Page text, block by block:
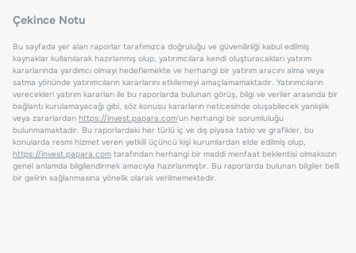
Çekince Notu
Bu sayfada yer alan raporlar tarafımızca doğruluğu ve güvenilirliği kabul edilmiş
kaynaklar kullanılarak hazırlanmış olup, yatırımcılara kendi oluşturacakları yatırım
kararlarında yardımcı olmayı hedeflemekte ve herhangi bir yatırım aracını alma veya
satma yönünde yatırımcıların kararlarını etkilemeyi amaçlamamaktadır. Yatırımcıların
verecekleri yatırım kararları ile bu raporlarda bulunan görüş, bilgi ve veriler arasında bir
bağlantı kurulamayacağı gibi, söz konusu kararların neticesinde oluşabilecek yanlışlık
veya zararlardan https://invest.papara.com'un herhangi bir sorumluluğu
bulunmamaktadır. Bu raporlardaki her türlü iç ve dış piyasa tablo ve grafikler, bu
konularda resmi hizmet veren yetkili üçüncü kişi kurumlardan elde edilmiş olup,
https://invest.papara.com tarafından herhangi bir maddi menfaat beklentisi olmaksızın
genel anlamda bilgilendirmek amacıyla hazırlanmıştır. Bu raporlarda bulunan bilgiler belli
bir gelirin sağlanmasına yönelik olarak verilmemektedir.